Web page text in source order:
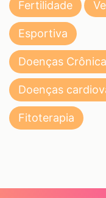
Fertilidade
Esportiva
Doenças
Doenças
Fitoterapia